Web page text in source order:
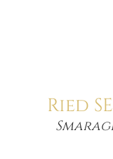
Ried